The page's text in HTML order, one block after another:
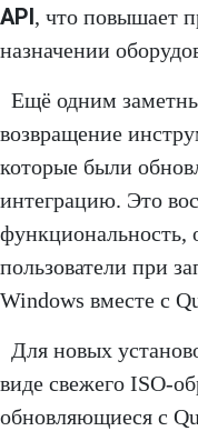
API, что повышает
назначении
Ещё одним
возвращение
которые были
интеграцию. Это
функциональность,
пользователи при
Windows вместе с
Для новых
виде свежего ISO-
обновляющиеся с